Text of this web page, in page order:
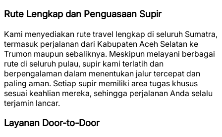
Rute Lengkap dan Penguasaan Supir
Kami menyediakan rute travel lengkap di seluruh Sumatra,
termasuk perjalanan dari Kabupaten Aceh Selatan ke
Trumon maupun sebaliknya. Meskipun melayani berbagai
rute di seluruh pulau, supir kami terlatih dan
berpengalaman dalam menentukan jalur tercepat dan
paling aman. Setiap supir memiliki area tugas khusus
sesuai keahlian mereka, sehingga perjalanan Anda selalu
terjamin lancar.
Layanan Door-to-Door